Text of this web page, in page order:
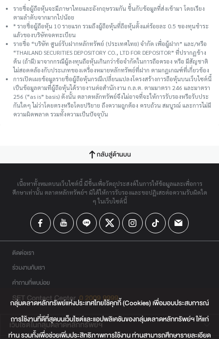
รายชื่อผู้ถือหุ้นจะมีภาษาไทยและอังกฤษรวมกัน ขึ้นกับข้อมูลที่ส่งเข้ามา โดยเรียง
ตามลำดับจากมากไปน้อย
* รายชื่อผู้ถือหุ้น 10 รายแรก รวมถึงผู้ถือหุ้นที่ถือหุ้นตั้งแต่ร้อยละ 0.5 ของทุนชําระ
แล้วของบริษัทจดทะเบียน
รายชื่อ “บริษัท ศูนย์รับฝากหลักทรัพย์ (ประเทศไทย) จำกัด เพื่อผู้ฝาก” และ/หรือ
“THAILAND SECURITIES DEPOSITORY CO., LTD FOR DEPOSITOR” ที่ปรากฏข้าง
ต้น (ถ้ามี) มาจากกรณีผู้ลงทุนถือหุ้นเกินกว่าข้อจำกัดในการถือครอง หรือ มีสัญชาติ
ไม่สอดคล้องกับประเภทของเครื่องหมายหลักทรัพย์ที่ฝาก ตามกฎเกณฑ์ที่เกี่ยวข้อง
การเปิดเผยข้อมูลรายชื่อผู้ถือหุ้นกรณีเปลี่ยนแปลงโครงสร้างการถือหุ้นบนเว็บไซต์นี้
เป็นข้อมูลตามที่ผู้ถือหุ้นได้รายงานต่อสำนักงาน ก.ล.ต. ตามมาตรา 246 และมาตรา
256 (“as is” basis) ดังนั้น ตลาดหลักทรัพย์จึงไม่อาจที่จะให้การรับรองหรือรับประ
กันใดๆ ไม่ว่าโดยตรงหรือโดยปริยาย ถึงความถูกต้อง ครบถ้วน สมบูรณ์ และการไม่มี
ความผิดพลาด รวมทั้งความเป็นปัจจุบัน
กลับสู่ด้านบน
เนื้อหาทั้งหมดบนเว็บไซต์นี้ มีขึ้นเพื่อวัตถุประสงค์ในการให้ข้อมูลและเพื่อการ
ศึกษาเท่านั้น ตลาดหลักทรัพย์ฯ มิได้ให้การรับรองและขอปฏิเสธต่อความรับผิดใด
ๆ ในเว็บไซต์นี้
ติดต่อเรา
ร่วมงานกับเรา
คำถามที่พบบ่อย
SET Contact Center 0 2009 9999
เว็บไซต์ในกลุ่มตลาดหลักทรัพย์ฯ
กลุ่มตลาดหลักทรัพย์แห่งประเทศไทยใช้คุกกี้ (Cookies) เพื่อมอบประสบการณ์
การใช้งานที่ดีที่สุดบนเว็บไซต์และแอปพลิเคชันของกลุ่มตลาดหลักทรัพย์ฯ ให้แก่
ท่าน รวมทั้งเพื่อช่วยเพิ่มประสิทธิภาพการใช้งาน ท่านสามารถศึกษารายละเอียด